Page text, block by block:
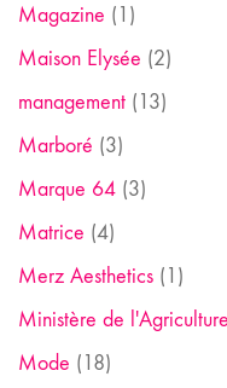
Magazine (1)
Maison Elysée (2)
management (13)
Marboré (3)
Marque 64 (3)
Matrice (4)
Merz Aesthetics (1)
Ministère de
Mode (18)